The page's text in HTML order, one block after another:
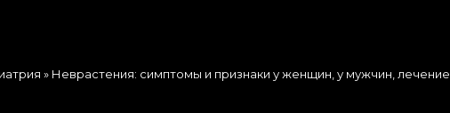
» Неврастения: симптомы и признаки у женщин, у мужчин, лечение